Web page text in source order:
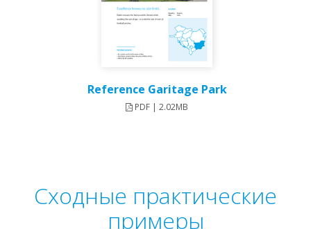
Reference Garitage Park
PDF | 2.02MB
Сходные практические
примеры